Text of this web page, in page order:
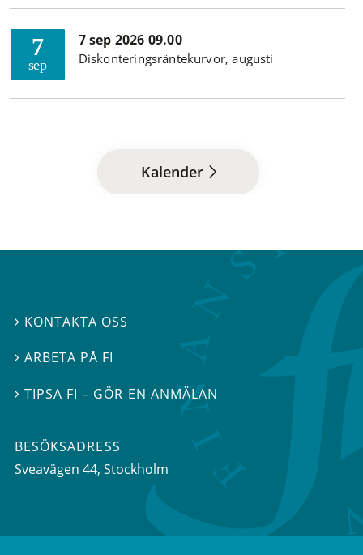
7
sep
7 sep 2026 09.00
Diskonteringsräntekurvor, augusti
Kalender
 KONTAKTA OSS
ARBETA PÅ FI
TIPSA FI – GÖR EN ANMÄLAN
BESÖKSADRESS
Sveavägen 44, Stockholm